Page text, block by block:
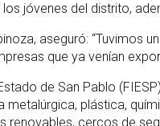
jóvenes del distrito,
aseguró:
que ya venían
de San Pablo
plástica,
cercos de